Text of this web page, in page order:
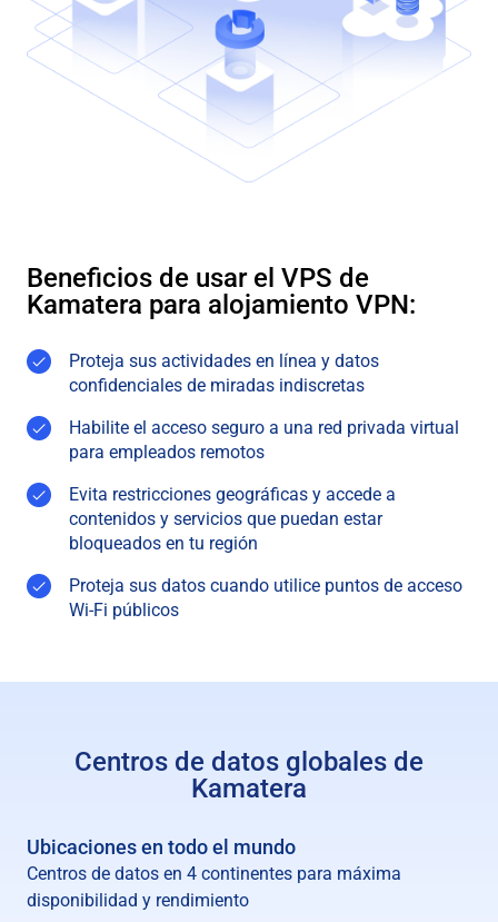
Beneficios de usar el VPS de
Kamatera para alojamiento VPN:
Proteja sus actividades en línea y datos
confidenciales de miradas indiscretas
Habilite el acceso seguro a una red privada virtual
para empleados remotos
Evita restricciones geográficas y accede a
contenidos y servicios que puedan estar
bloqueados en tu región
Proteja sus datos cuando utilice puntos de acceso
Wi-Fi públicos
Centros de datos globales de
Kamatera
Ubicaciones en todo el mundo
Centros de datos en 4 continentes para máxima
disponibilidad y rendimiento